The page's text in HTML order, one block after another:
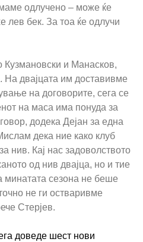
одлучено – може ќе
лев бек. За тоа ќе одлучи
Кузмановски и Манасков,
На двајцата им доставивме
на договорите, сега се
на маса има понуда за
додека Дејан за една
дека ние како клуб
нив. Кај нас задоволството
од нив двајца, но и тие
минатата сезона не беше
не ги остваривме
Стерјев.
доведе шест нови